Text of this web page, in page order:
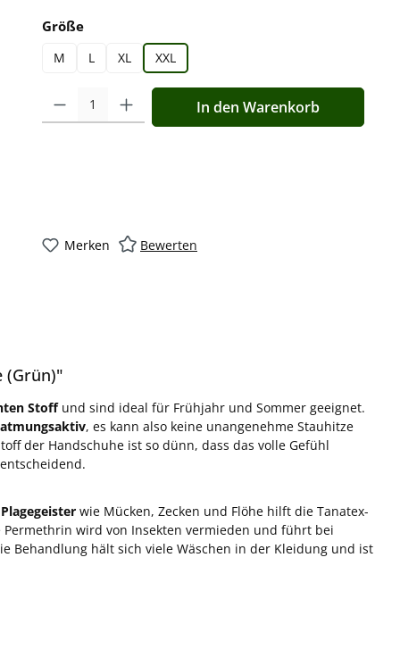
Größeauswählen
M L XL XXL
Produkt Anzahl: Gib den gewünschten Wert ein oder
In den Warenkorb
Merken Bewerten
(Grün)"
Stoffund sind ideal für Frühjahr und Sommer geeignet.
, es kann also keine unangenehme Stauhitze
der Handschuhe ist so dünn, dass das volle Gefühl
wie Mücken, Zecken und Flöhe hilft die Tanatex-
wird von Insekten vermieden und führt bei
Behandlung hält sich viele Wäschen in der Kleidung und ist